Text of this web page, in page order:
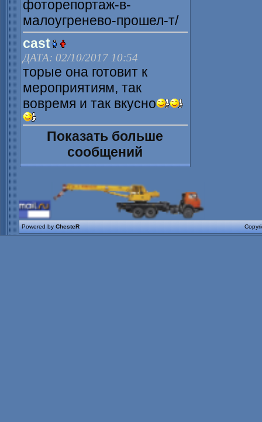
фоторепортаж-в-
малоугренево-прошел-т/
cast
ДАТА: 02/10/2017 10:54
торые она готовит к
мероприятиям, так
вовремя и так вкусно
Показать больше
сообщений
Powered byChesteR